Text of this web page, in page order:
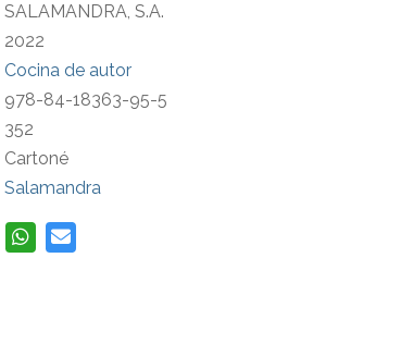
SALAMANDRA, S.A.
2022
Cocina de autor
978-84-18363-95-5
352
Cartoné
Salamandra